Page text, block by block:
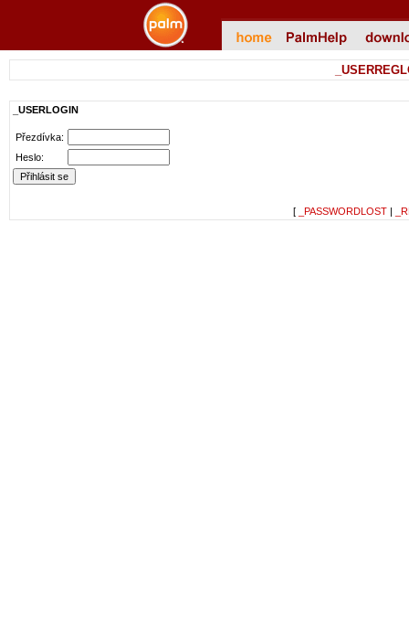
_USERLOGIN
Přezdívka:
Heslo:
[ _PASSWORDLOST |